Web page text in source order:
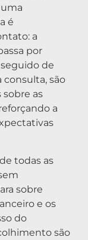
é
a
por
de
consulta, são
sobre as
a
todas as
sobre
e os
do
são